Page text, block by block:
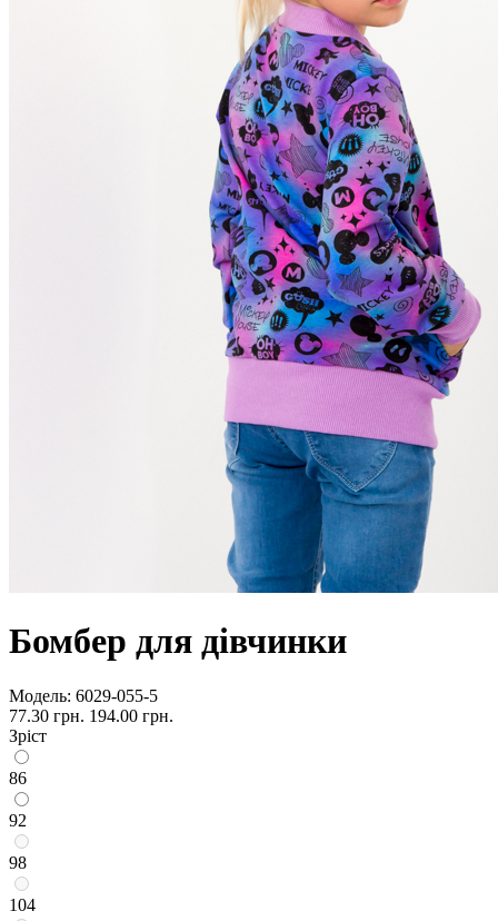
Бомбер для дівчинки
Модель: 6029-055-5
77.30 грн. 194.00 грн.
Зріст
86
92
98
104